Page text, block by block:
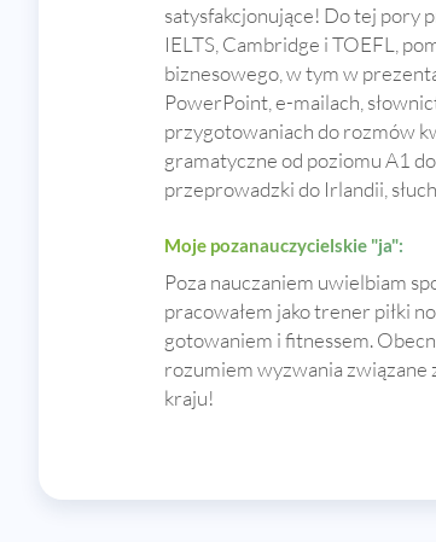
satysfakcjonujące! Do tej pory
IELTS, Cambridge i TOEFL,
biznesowego, w tym w
PowerPoint, e-mailach,
przygotowaniach do rozmów
gramatyczne od poziomu A1
przeprowadzki do Irlandii,
Moje pozanauczycielskie "ja":
Poza nauczaniem uwielbiam
pracowałem jako trener piłki
gotowaniem i fitnessem.
rozumiem wyzwania
kraju!